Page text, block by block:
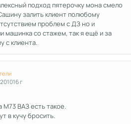
подход пятерочку мона смело
залить клиент полюбому
проблем с ДЗ но и
машинка со стажем, так я ещё и за
с клиента.
16 г
М73 ВАЗ есть такое.
в кучу бросить.